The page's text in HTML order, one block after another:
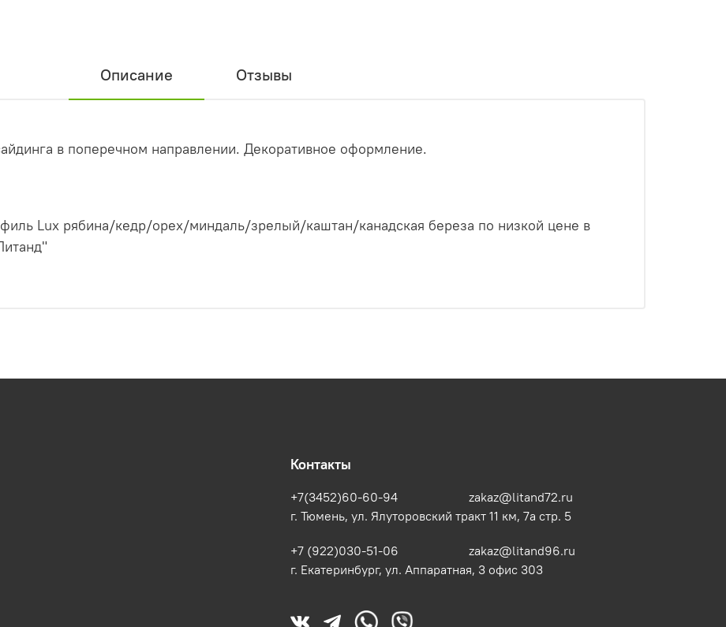
Описание Отзывы
в поперечном направлении. Декоративное оформление.
Lux рябина/кедр/орех/миндаль/зрелый/каштан/канадская береза по низкой цене в
Контакты
+7(3452)60-60-94
zakaz@litand72.ru
г. Тюмень, ул. Ялуторовский тракт 11 км, 7а стр. 5
+7 (922)030-51-06
zakaz@litand96.ru
г. Екатеринбург, ул. Аппаратная, 3​ офис 303